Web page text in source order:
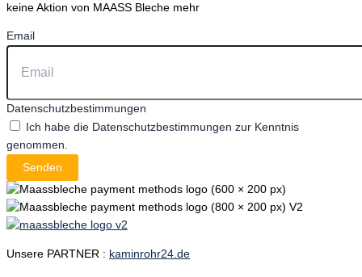
keine Aktion von MAASS Bleche mehr
Email
Datenschutzbestimmungen
Ich habe die Datenschutzbestimmungen zur Kenntnis
genommen.
Senden
Unsere PARTNER : kaminrohr24.de